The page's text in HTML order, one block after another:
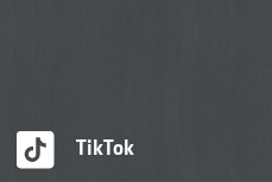
TikTok